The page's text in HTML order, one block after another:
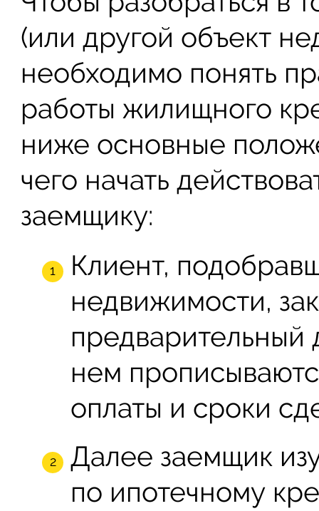
(или другой объект
необходимо понять
работы жилищного
ниже основные
чего начать
заемщику:
Клиент,
недвижимости,
нем
оплаты и сроки
Далее заемщик
по ипотечному